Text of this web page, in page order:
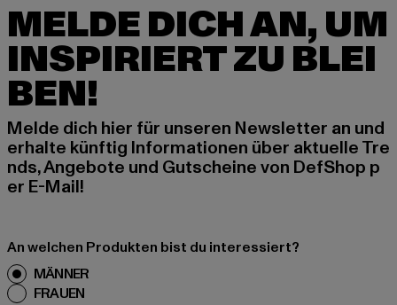
MELDE DICH AN, UM
INSPIRIERT ZU BLEI
BEN!
Melde dich hier für unseren Newsletter an und
erhalte künftig Informationen über aktuelle Tre
nds, Angebote und Gutscheine von DefShop p
er E-Mail!
An welchen Produkten bist du interessiert?
MÄNNER
FRAUEN